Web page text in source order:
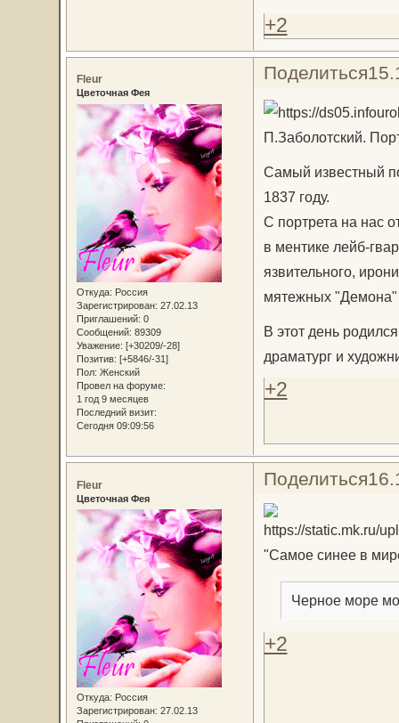
+2
Поделиться
Fleur
Цветочная Фея
Откуда: Россия
Зарегистрирован: 27.02.13
Приглашений: 0
Сообщений: 89309
Уважение: [+30209/-28]
Позитив: [+5846/-31]
Пол: Женский
Провел на форуме:
1 год 9 месяцев
Последний визит:
Сегодня 09:09:56
П.Заболотский.
Самый известный
1837 году.
С портрета на нас
в ментике лейб-
язвительного,
мятежных "Демона"
В этот день
драматург и
+2
Поделиться
Fleur
Цветочная Фея
Откуда: Россия
Зарегистрирован: 27.02.13
"Самое синее в
Черное море
+2